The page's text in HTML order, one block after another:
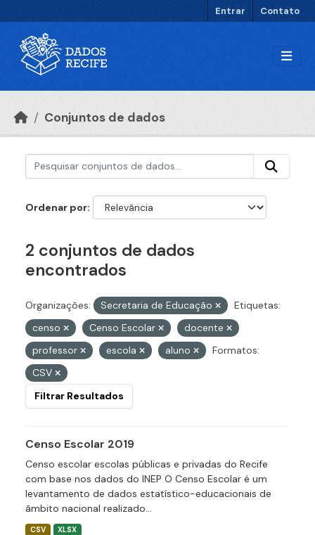
Entrar Contato
Conjuntos de dados
Ordenar por
2 conjuntos de dados
encontrados
Organizações: Secretaria de Educação
Etiquetas:
censo
Censo Escolar
docente
professor
escola aluno
Formatos:
CSV
Filtrar Resultados
Censo Escolar 2019
Censo escolar escolas públicas e privadas do Recife
com base nos dados do INEP O Censo Escolar é um
levantamento de dados estatístico-educacionais de
âmbito nacional realizado...
CSV XLSX